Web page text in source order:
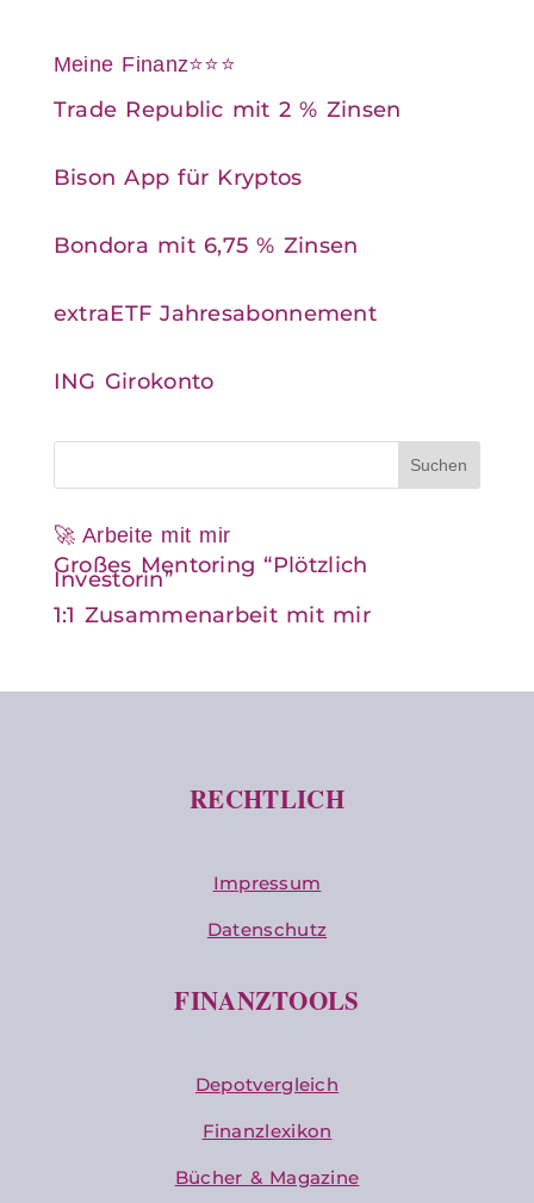
Meine Finanz⭐⭐⭐
Trade Republic mit 2 % Zinsen
Bison App für Kryptos
Bondora mit 6,75 % Zinsen
extraETF Jahresabonnement
ING Girokonto
🚀 Arbeite mit mir
Großes Mentoring “Plötzlich
Investorin”
1:1 Zusammenarbeit mit mir
RECHTLICH
Impressum
Datenschutz
FINANZTOOLS
Depotvergleich
Finanzlexikon
Bücher & Magazine